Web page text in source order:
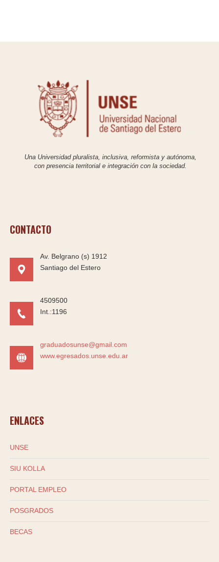
Una Universidad pluralista, inclusiva, reformista y autónoma,
con presencia territorial e integración con la sociedad.
CONTACTO
Av. Belgrano (s) 1912
Santiago del Estero
4509500
Int.:1196
graduadosunse@gmail.com
www.egresados.unse.edu.ar
ENLACES
UNSE
SIU KOLLA
PORTAL EMPLEO
POSGRADOS
BECAS